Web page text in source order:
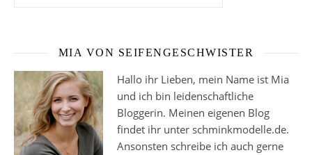
MIA VON SEIFENGESCHWISTER
Hallo ihr Lieben, mein Name ist Mia
und ich bin leidenschaftliche
Bloggerin. Meinen eigenen Blog
findet ihr unter schminkmodelle.de.
Ansonsten schreibe ich auch gerne